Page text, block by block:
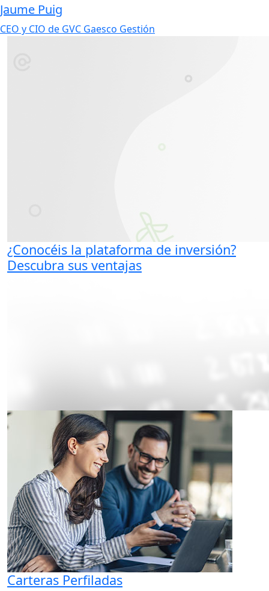
Jaume Puig
CEO y CIO de GVC Gaesco Gestión
¿Conocéis la plataforma de inversión?
Descubra sus ventajas
Carteras Perfiladas